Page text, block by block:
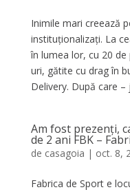
Inimile mari creează
instituționalizați. La
în lumea lor, cu 20
uri, gătite cu drag în
Delivery. După care
Am fost prezenți,
de 2 ani FBK –
de casagoia | oct. 8,
Fabrica de Sport e